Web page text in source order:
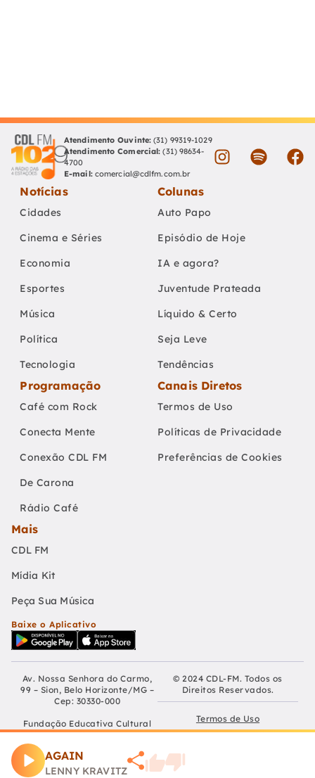
AGAIN
LENNY KRAVITZ
Atendimento Ouvinte: (31) 99319-1029
Atendimento Comercial: (31) 98634-
4700
E-mail: comercial@cdlfm.com.br
Notícias
Cidades
Cinema e Séries
Economia
Esportes
Música
Política
Tecnologia
Colunas
Auto Papo
Episódio de Hoje
IA e agora?
Juventude Prateada
Líquido & Certo
Seja Leve
Tendências
Programação
Café com Rock
Conecta Mente
Conexão CDL FM
De Carona
Rádio Café
Canais Diretos
Termos de Uso
Políticas de Privacidade
Preferências de Cookies
Mais
CDL FM
Mídia Kit
Peça Sua Música
Baixe o Aplicativo
Av. Nossa Senhora do Carmo,
99 – Sion, Belo Horizonte/MG –
Cep: 30330-000
Fundação Educativa Cultural
Câmara De Dirigentes Lojistas
CNPJ: 04.210.060/0001-90
© 2024 CDL-FM. Todos os
Direitos Reservados.
Termos de Uso
Preferências de Cookies